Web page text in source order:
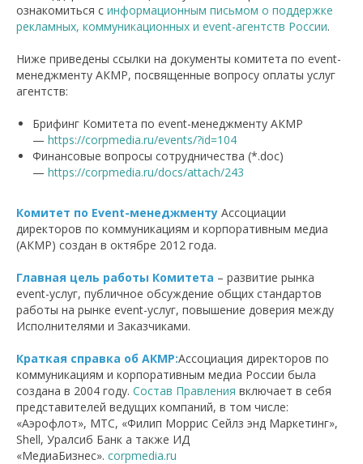
ознакомиться с информационным письмом о поддержке
рекламных, коммуникационных и event-агентств России.
Ниже приведены ссылки на документы комитета по event-
менеджменту АКМР, посвященные вопросу оплаты услуг
агентств:
Брифинг Комитета по event-менеджменту АКМР
— https://corpmedia.ru/events/?id=104
Финансовые вопросы сотрудничества (*.doc)
— https://corpmedia.ru/docs/attach/243
Комитет по Event-менеджменту Ассоциации
директоров по коммуникациям и корпоративным медиа
(АКМР) создан в октябре 2012 года.
Главная цель работы Комитета – развитие рынка
event-услуг, публичное обсуждение общих стандартов
работы на рынке event-услуг, повышение доверия между
Исполнителями и Заказчиками.
Краткая справка об АКМР:Ассоциация директоров по
коммуникациям и корпоративным медиа России была
создана в 2004 году. Состав Правления включает в себя
представителей ведущих компаний, в том числе:
«Аэрофлот», МТС, «Филип Моррис Сейлз энд Маркетинг»,
Shell, Уралсиб Банк а также ИД
«МедиаБизнес». corpmedia.ru